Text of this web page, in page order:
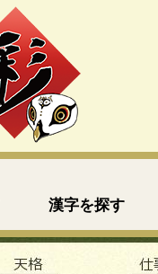
漢字を探す